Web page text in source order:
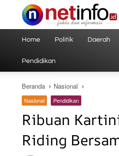
Home Politik Daerah
Pendidikan
Beranda Nasional
Nasional Pendidikan
Ribuan
Riding